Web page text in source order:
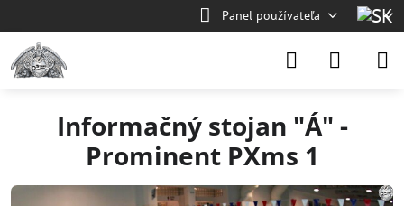
Panel používateľa
Informačný stojan "Á" -
Prominent PXms 1